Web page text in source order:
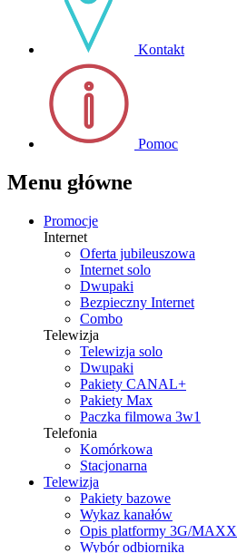
Kontakt
Pomoc
Menu główne
Promocje
Internet
Oferta jubileuszowa
Internet solo
Dwupaki
Bezpieczny Internet
Combo
Telewizja
Telewizja solo
Dwupaki
Pakiety CANAL+
Pakiety Max
Paczka filmowa 3w1
Telefonia
Komórkowa
Stacjonarna
Telewizja
Pakiety bazowe
Wykaz kanałów
Opis platformy 3G/MAXX
Wybór odbiornika